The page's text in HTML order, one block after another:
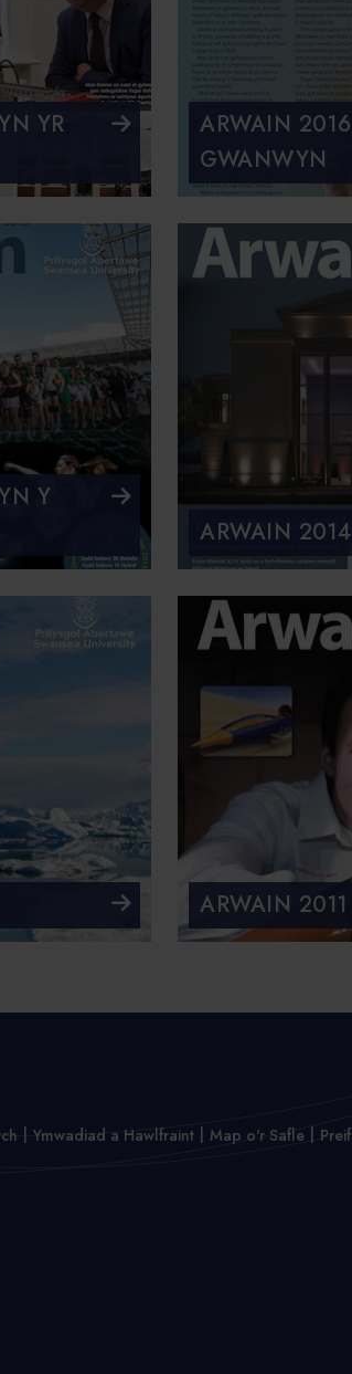
YR
ARWAIN
GWANWYN
Y
ARWAIN 2014
ARWAIN 2011
Ymwadiad a Hawlfraint Map o'r Safle